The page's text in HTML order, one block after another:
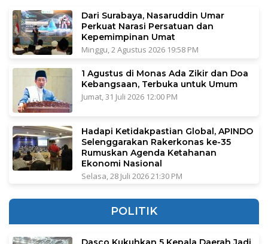
Dari Surabaya, Nasaruddin Umar
Perkuat Narasi Persatuan dan
Kepemimpinan Umat
Minggu, 2 Agustus 2026 19:58 PM
1 Agustus di Monas Ada Zikir dan Doa
Kebangsaan, Terbuka untuk Umum
Jumat, 31 Juli 2026 12:00 PM
Hadapi Ketidakpastian Global, APINDO
Selenggarakan Rakerkonas ke-35
Rumuskan Agenda Ketahanan
Ekonomi Nasional
Selasa, 28 Juli 2026 21:30 PM
POLITIK